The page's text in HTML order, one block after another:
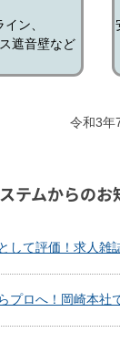
ン、
遮音壁など
令和3年
テムからのお
して評価！求人雑
プロへ！岡崎本社